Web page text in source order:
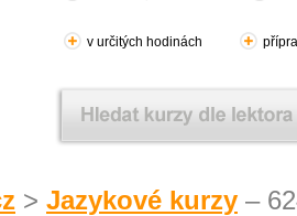
v určitých hodinách
> Jazykové kurzy –